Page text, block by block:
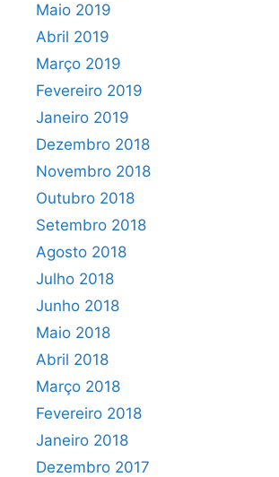
Maio 2019
Abril 2019
Março 2019
Fevereiro 2019
Janeiro 2019
Dezembro 2018
Novembro 2018
Outubro 2018
Setembro 2018
Agosto 2018
Julho 2018
Junho 2018
Maio 2018
Abril 2018
Março 2018
Fevereiro 2018
Janeiro 2018
Dezembro 2017